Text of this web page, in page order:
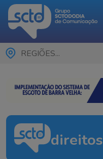
REGIÕES...
direitos